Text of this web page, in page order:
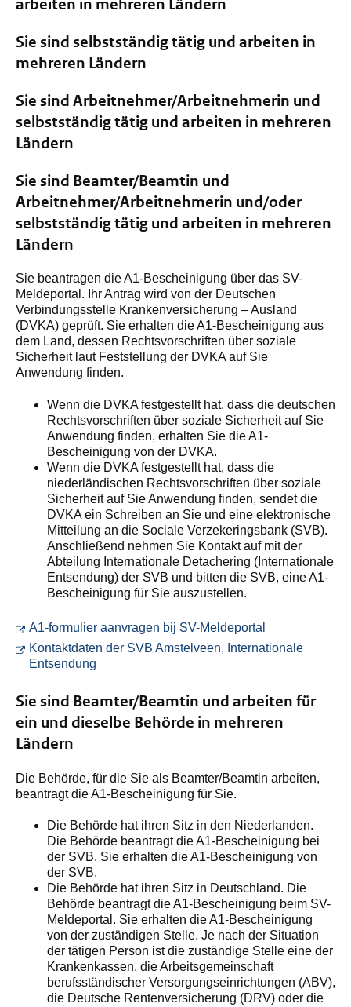
arbeiten in mehreren Ländern
Sie sind selbstständig tätig und arbeiten in
mehreren Ländern
Sie sind Arbeitnehmer/Arbeitnehmerin und
selbstständig tätig und arbeiten in mehreren
Ländern
Sie sind Beamter/Beamtin und
Arbeitnehmer/Arbeitnehmerin und/oder
selbstständig tätig und arbeiten in mehreren
Ländern
Sie beantragen die A1-Bescheinigung über das SV-
Meldeportal. Ihr Antrag wird von der Deutschen
Verbindungsstelle Krankenversicherung – Ausland
(DVKA) geprüft. Sie erhalten die A1-Bescheinigung aus
dem Land, dessen Rechtsvorschriften über soziale
Sicherheit laut Feststellung der DVKA auf Sie
Anwendung finden.
Wenn die DVKA festgestellt hat, dass die deutschen
Rechtsvorschriften über soziale Sicherheit auf Sie
Anwendung finden, erhalten Sie die A1-
Bescheinigung von der DVKA.
Wenn die DVKA festgestellt hat, dass die
niederländischen Rechtsvorschriften über soziale
Sicherheit auf Sie Anwendung finden, sendet die
DVKA ein Schreiben an Sie und eine elektronische
Mitteilung an die Sociale Verzekeringsbank (SVB).
Anschließend nehmen Sie Kontakt auf mit der
Abteilung Internationale Detachering (Internationale
Entsendung) der SVB und bitten die SVB, eine A1-
Bescheinigung für Sie auszustellen.
A1-formulier aanvragen bij SV-Meldeportal
Kontaktdaten der SVB Amstelveen, Internationale
Entsendung
Sie sind Beamter/Beamtin und arbeiten für
ein und dieselbe Behörde in mehreren
Ländern
Die Behörde, für die Sie als Beamter/Beamtin arbeiten,
beantragt die A1-Bescheinigung für Sie.
Die Behörde hat ihren Sitz in den Niederlanden.
Die Behörde beantragt die A1-Bescheinigung bei
der SVB. Sie erhalten die A1-Bescheinigung von
der SVB.
Die Behörde hat ihren Sitz in Deutschland. Die
Behörde beantragt die A1-Bescheinigung beim SV-
Meldeportal. Sie erhalten die A1-Bescheinigung
von der zuständigen Stelle. Je nach der Situation
der tätigen Person ist die zuständige Stelle eine der
Krankenkassen, die Arbeitsgemeinschaft
berufsständischer Versorgungseinrichtungen (ABV),
die Deutsche Rentenversicherung (DRV) oder die